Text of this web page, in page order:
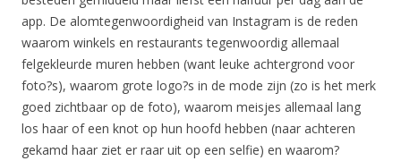
app. De alomtegenwoordigheid van Instagram is de reden
waarom winkels en restaurants tegenwoordig allemaal
felgekleurde muren hebben (want leuke achtergrond voor
foto?s), waarom grote logo?s in de mode zijn (zo is het merk
goed zichtbaar op de foto), waarom meisjes allemaal lang
los haar of een knot op hun hoofd hebben (naar achteren
gekamd haar ziet er raar uit op een selfie) en waarom?